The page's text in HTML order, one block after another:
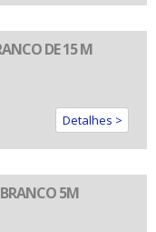
DE 15 M
Detalhes >
5M